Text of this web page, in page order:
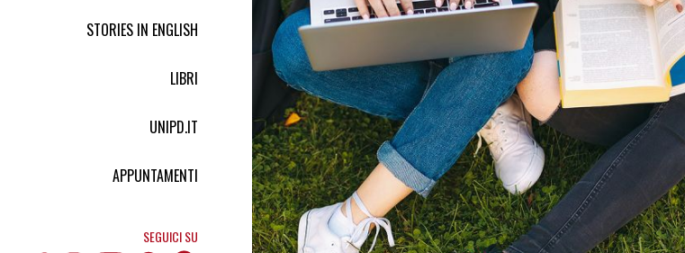
STORIES IN ENGLISH
LIBRI
UNIPD.IT
APPUNTAMENTI
SEGUICI SU